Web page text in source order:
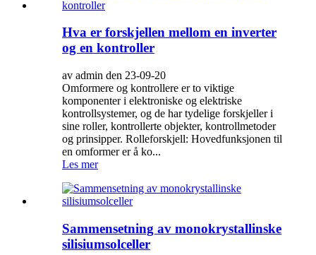
Hva er forskjellen mellom en inverter
og en kontroller
av admin den 23-09-20
Omformere og kontrollere er to viktige
komponenter i elektroniske og elektriske
kontrollsystemer, og de har tydelige forskjeller i
sine roller, kontrollerte objekter, kontrollmetoder
og prinsipper. Rolleforskjell: Hovedfunksjonen til
en omformer er å ko...
Les mer
Sammensetning av monokrystallinske
silisiumsolceller